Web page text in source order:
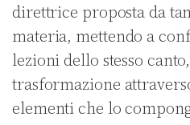
direttrice proposta da
materia, mettendo a
lezioni dello stesso
trasformazione
elementi che lo